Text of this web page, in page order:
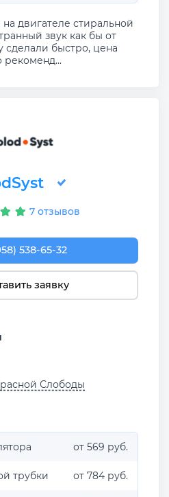
двигателе стиральной
звук как бы от
сделали быстро, цена
7 отзывов
538-65-32
заявку
Слободы
от 569 руб.
трубки от 784 руб.